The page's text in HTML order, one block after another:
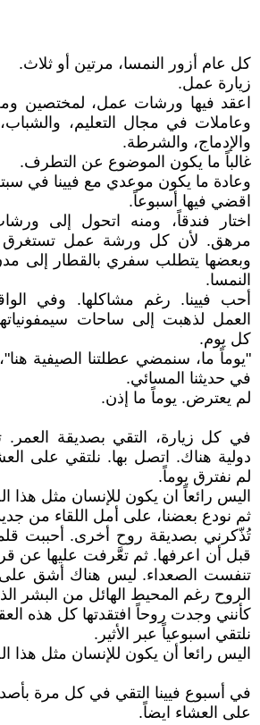
كل عام أزور النمسا، مرتين أو ثلاث.
زيارة عمل.
اعقد فيها ورشات عمل، لمختصين
وعاملات في مجال التعليم، والشباب،
والإدماج، والشرطة.
غالباً ما يكون الموضوع عن التطرف.
وعادة ما يكون موعدي مع فيينا في
اقضي فيها أسبوعاً.
اختار فندقاً، ومنه اتحول إلى
مرهق. لأن كل ورشة عمل
وبعضها يتطلب سفري بالقطار إلى
النمسا.
أحب فيينا. رغم مشاكلها. وفي
العمل لذهبت إلى ساحات
كل يوم.
"يوماً ما، سنمضي عطلتنا الصيفية
في حديثنا المسائي.
لم يعترض. يوماً ما إذن.
في كل زيارة، التقي بصديقة
دولية هناك. اتصل بها. نلتقي على
لم نفترق يوماً.
اليس رائعاً ان يكون للإنسان مثل هذا
ثم نودع بعضنا، على أمل اللقاء من
تُذّكرني بصديقة روح أخرى. أحببت
قبل أن اعرفها. ثم تعَّرفت عليها عن
تنفست الصعداء. ليس هناك أشق
الروح رغم المحيط الهائل من البشر
كأنني وجدت روحاً افتقدتها كل هذه
نلتقي اسبوعياً عبر الأثير.
اليس رائعا أن يكون للإنسان مثل هذا
في أسبوع فيينا التقي في كل مرة
على العشاء ايضاً.